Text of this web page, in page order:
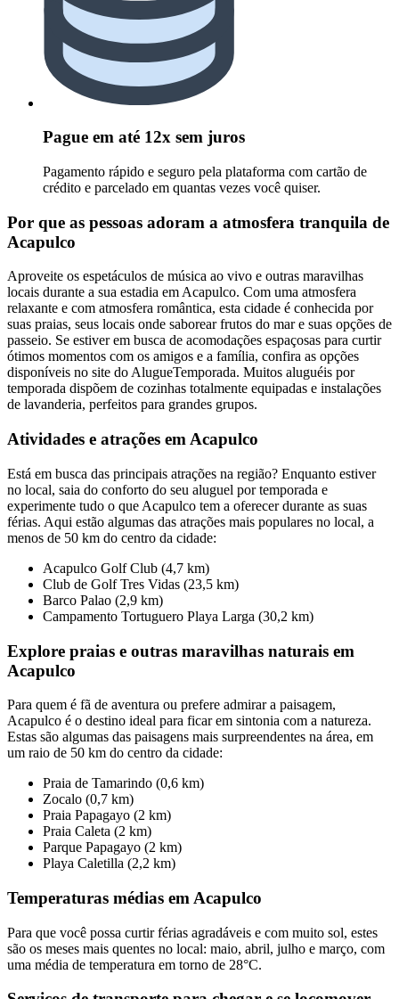
Pague em até 12x sem juros
Pagamento rápido e seguro pela plataforma com cartão de
crédito e parcelado em quantas vezes você quiser.
Por que as pessoas adoram a atmosfera tranquila de
Acapulco
Aproveite os espetáculos de música ao vivo e outras maravilhas
locais durante a sua estadia em Acapulco. Com uma atmosfera
relaxante e com atmosfera romântica, esta cidade é conhecida por
suas praias, seus locais onde saborear frutos do mar e suas opções de
passeio. Se estiver em busca de acomodações espaçosas para curtir
ótimos momentos com os amigos e a família, confira as opções
disponíveis no site do AlugueTemporada. Muitos aluguéis por
temporada dispõem de cozinhas totalmente equipadas e instalações
de lavanderia, perfeitos para grandes grupos.
Atividades e atrações em Acapulco
Está em busca das principais atrações na região? Enquanto estiver
no local, saia do conforto do seu aluguel por temporada e
experimente tudo o que Acapulco tem a oferecer durante as suas
férias. Aqui estão algumas das atrações mais populares no local, a
menos de 50 km do centro da cidade:
Acapulco Golf Club (4,7 km)
Club de Golf Tres Vidas (23,5 km)
Barco Palao (2,9 km)
Campamento Tortuguero Playa Larga (30,2 km)
Explore praias e outras maravilhas naturais em
Acapulco
Para quem é fã de aventura ou prefere admirar a paisagem,
Acapulco é o destino ideal para ficar em sintonia com a natureza.
Estas são algumas das paisagens mais surpreendentes na área, em
um raio de 50 km do centro da cidade:
Praia de Tamarindo (0,6 km)
Zocalo (0,7 km)
Praia Papagayo (2 km)
Praia Caleta (2 km)
Parque Papagayo (2 km)
Playa Caletilla (2,2 km)
Temperaturas médias em Acapulco
Para que você possa curtir férias agradáveis e com muito sol, estes
são os meses mais quentes no local: maio, abril, julho e março, com
uma média de temperatura em torno de 28°C.